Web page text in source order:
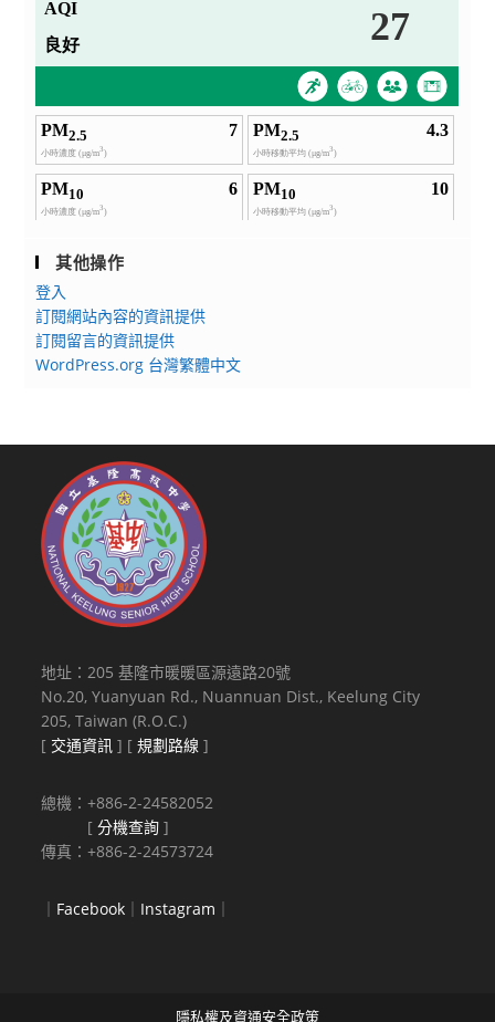
其他操作
登入
訂閱網站內容的資訊提供
訂閱留言的資訊提供
WordPress.org 台灣繁體中文
地址：205 基隆市暖暖區源遠路20號
No.20, Yuanyuan Rd., Nuannuan Dist., Keelung City
205, Taiwan (R.O.C.)
[ 交通資訊 ] [規劃路線 ]
總機：+886-2-24582052
[分機查詢 ]
傳真：+886-2-24573724
｜ Facebook ｜ Instagram ｜
隱私權及資通安全政策